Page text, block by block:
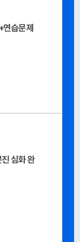
습문제
심화 완